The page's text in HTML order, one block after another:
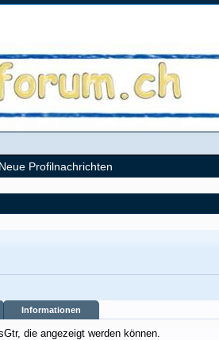
Informationen
die angezeigt werden können.
Neue Profilnachrichten